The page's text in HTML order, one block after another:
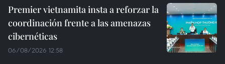
Premier vietnamita insta a reforzar la
coordinación frente a las amenazas
cibernéticas
06/08/2026 12:58